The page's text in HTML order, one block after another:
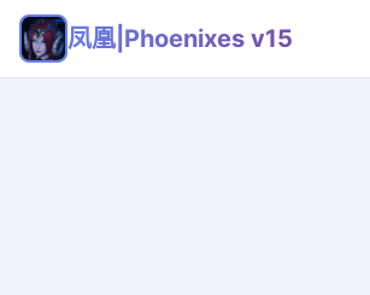
凤凰|Phoenixes v15